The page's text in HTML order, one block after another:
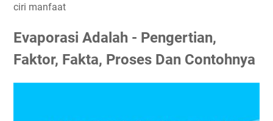
ciri manfaat
Evaporasi Adalah - Pengertian,
Faktor, Fakta, Proses Dan Contohnya